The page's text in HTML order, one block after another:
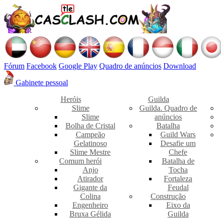
Fórum Facebook Google Play Quadro de anúncios Download
Gabinete pessoal
Heróis
Slime
Slime
Bolha de Cristal
Campeão
Gelatinoso
Slime Mestre
Comum herói
Anjo
Atirador
Gigante da
Colina
Engenheiro
Bruxa Gélida
Guilda
Guilda. Quadro de
anúncios
Batalha
Guild Wars
Desafie um
Chefe
Batalha de
Tocha
Fortaleza
Feudal
Construção
Eixo da
Guilda